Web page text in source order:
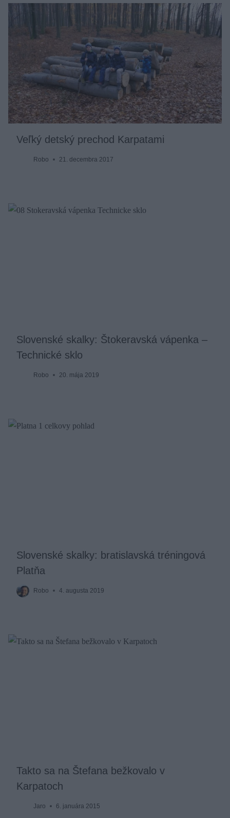
Veľký detský prechod Karpatami
Robo 21. decembra 2017
Slovenské skalky: Štokeravská vápenka –
Technické sklo
Robo 20. mája 2019
Slovenské skalky: bratislavská tréningová
Platňa
Robo 4. augusta 2019
Takto sa na Štefana bežkovalo v
Karpatoch
Jaro 6. januára 2015